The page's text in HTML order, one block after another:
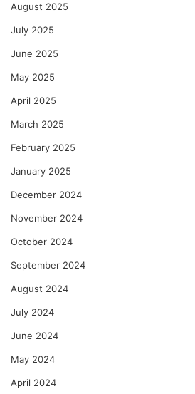
August 2025
July 2025
June 2025
May 2025
April 2025
March 2025
February 2025
January 2025
December 2024
November 2024
October 2024
September 2024
August 2024
July 2024
June 2024
May 2024
April 2024